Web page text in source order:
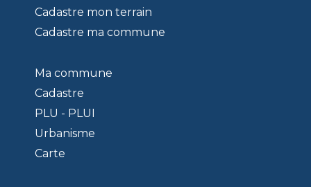
Cadastre mon terrain
Cadastre ma commune
Ma commune
Cadastre
PLU - PLUI
Urbanisme
Carte